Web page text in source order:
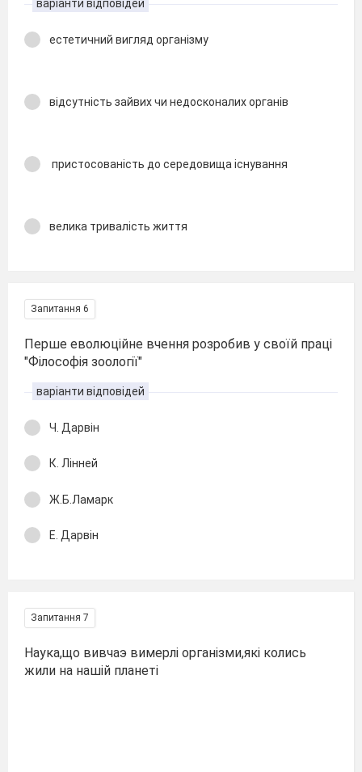
варіанти відповідей
естетичний вигляд організму
відсутність зайвих чи недосконалих органів
пристосованість до середовища існування
велика тривалість життя
Запитання 6
Перше еволюційне вчення розробив у своїй праці
"Філософія зоології"
варіанти відповідей
Ч. Дарвін
К. Лінней
Ж.Б.Ламарк
Е. Дарвін
Запитання 7
Наука,що вивчаэ вимерлі організми,які колись
жили на нашій планеті